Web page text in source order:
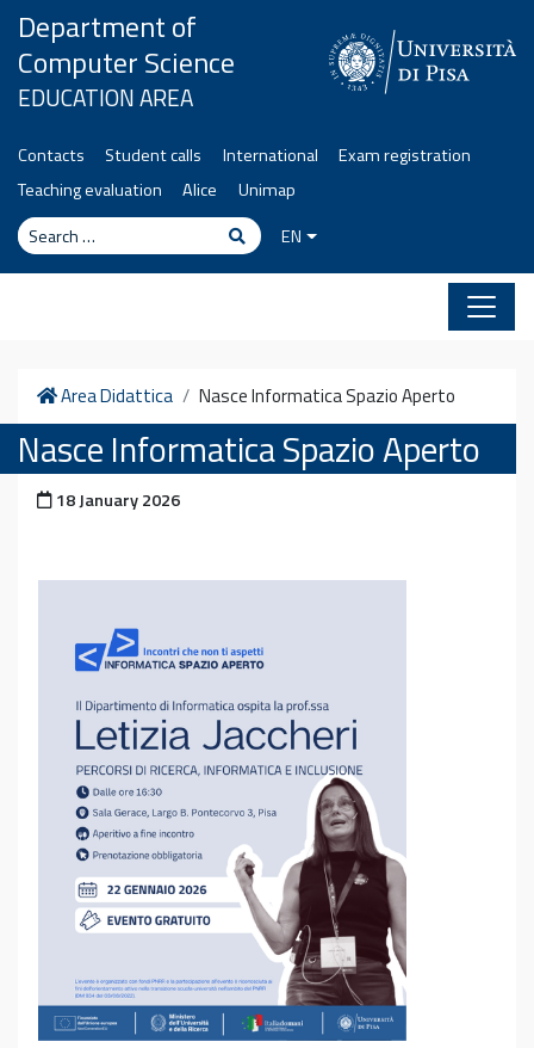
Skip to content
Department of
Computer Science
EDUCATION AREA
Contacts Student calls International
Exam registration
Teaching evaluation
Alice
Unimap
Search
Search
EN
Home
Area Didattica Nasce Informatica Spazio Aperto
Nasce Informatica Spazio Aperto
Posted on
18 January 2026